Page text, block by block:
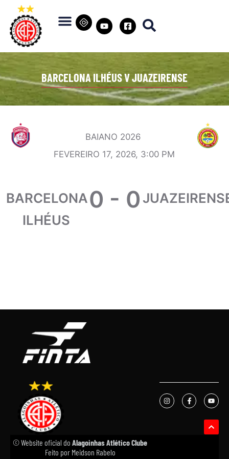
BARCELONA ILHÉUS V JUAZEIRENSE
BAIANO 2026
FEVEREIRO 17, 2026, 3:00 PM
BARCELONA
ILHÉUS
0 - 0
© Website oficial do Alagoinhas Atlético Clube
Feito por Meidson Rabelo